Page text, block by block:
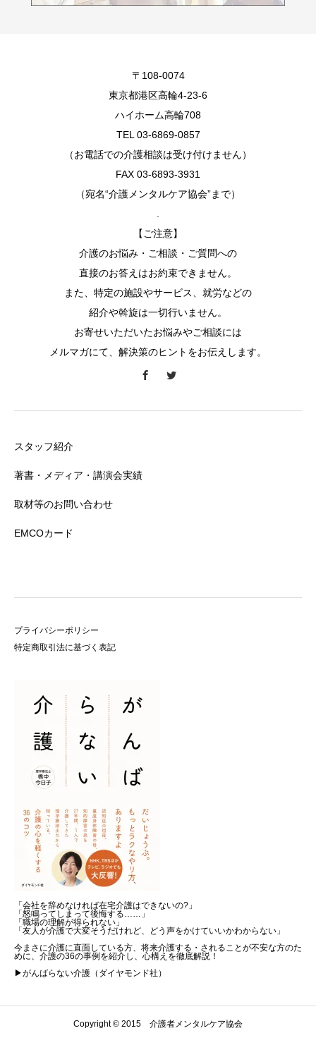
〒108-0074
東京都港区高輪4-23-6
ハイホーム高輪708
TEL 03-6869-0857
（お電話での介護相談は受け付けません）
FAX 03-6893-3931
（宛名“介護メンタルケア協会”まで）
【ご注意】
介護のお悩み・ご相談・ご質問への
直接のお答えはお約束できません。
また、特定の施設やサービス、就労などの
紹介や斡旋は一切行いません。
お寄せいただいたお悩みやご相談には
メルマガにて、解決策のヒントをお伝えします。
スタッフ紹介
著書・メディア・講演会実績
取材等のお問い合わせ
EMCOカード
プライバシーポリシー
特定商取引法に基づく表記
「会社を辞めなければ在宅介護はできないの?」
「怒鳴ってしまって後悔する……」
「職場の理解が得られない」
「友人が介護で大変そうだけれど、どう声をかけていいかわからない」
今まさに介護に直面している方、将来介護する・されることが不安な方のた
めに、介護の36の事例を紹介し、心構えを徹底解説！
▶がんばらない介護（ダイヤモンド社）
Copyright © 2015 介護者メンタルケア協会